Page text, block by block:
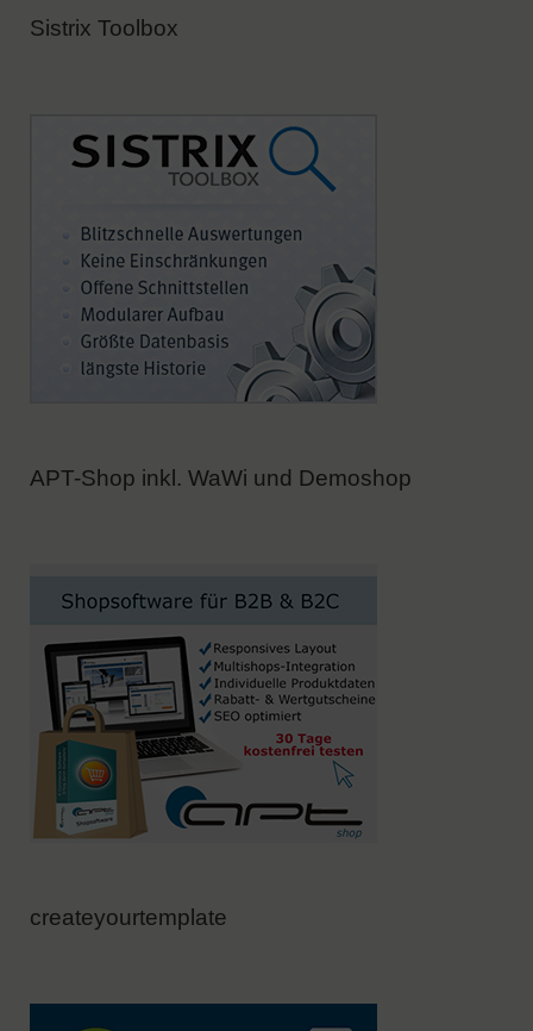
Sistrix Toolbox
APT-Shop inkl. WaWi und Demoshop
createyourtemplate